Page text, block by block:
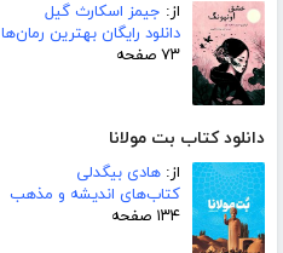
از: جیمز اسکارث گیل
دانلود رایگان بهترین رمان‌ها
۷۳ صفحه
دانلود کتاب بت مولانا
از: هادی بیگدلی
کتاب‌های اندیشه و مذهب
۱۳۴ صفحه